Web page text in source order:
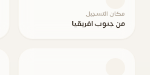
مكان التسجيل
من جنوب افريقيا